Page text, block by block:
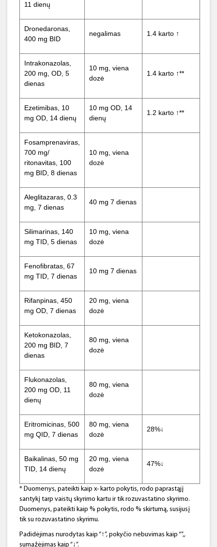
11 dienų
Dronedaronas,
400 mg BID
negalimas 1.4 karto ↑
Intrakonazolas,
200 mg, OD, 5
dienas
10 mg, viena
dozė
1.4 karto ↑**
Ezetimibas, 10
mg OD, 14 dienų
10 mg OD, 14
dienų
1.2 karto ↑**
Fosamprenaviras,
700 mg/
ritonavitas, 100
mg BID, 8 dienas
10 mg, viena
dozė
Aleglitazaras, 0.3
mg, 7 dienas
40 mg 7 dienas
Silimarinas, 140
mg TID, 5 dienas
10 mg, viena
dozė
Fenofibratas, 67
mg TID, 7 dienas
10 mg 7 dienas
Rifanpinas, 450
mg OD, 7 dienas
20 mg, viena
dozė
Ketokonazolas,
200 mg BID, 7
dienas
80 mg, viena
dozė
Flukonazolas,
200 mg OD, 11
dienų
80 mg, viena
dozė
Eritromicinas, 500
mg QID, 7 dienas
80 mg, viena
dozė
28%↓
Baikalinas, 50 mg
TID, 14 dienų
20 mg, viena
dozė
47%↓
* Duomenys, pateikti kaip x- karto pokytis, rodo paprastąjį
santykį tarp vaistų skyrimo kartu ir tik rozuvastatino skyrimo.
Duomenys, pateikti kaip % pokytis, rodo % skirtumą, susijusį
tik su rozuvastatino skyrimu.
Padidėjimas nurodytas kaip “↑”, pokyčio nebuvimas kaip “”,,
sumažėjimas kaip “↓”.